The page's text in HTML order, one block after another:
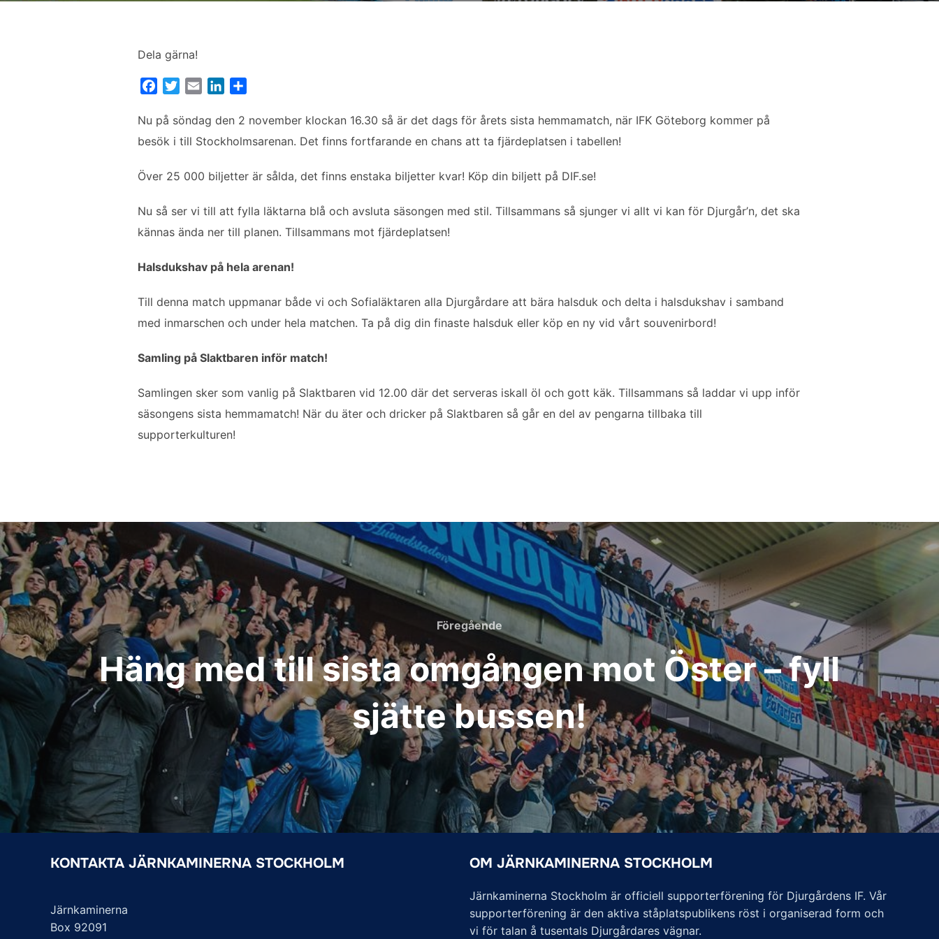
Dela gärna!
c
e
k
i
t
e
a
i
n
k
d
a
Nu på söndag den 2 november klockan 16.30 så är det dags för årets sista hemmamatch, när IFK Göteborg kommer på
besök i till Stockholmsarenan. Det finns fortfarande en chans att ta fjärdeplatsen i tabellen!
Över 25 000 biljetter är sålda, det finns enstaka biljetter kvar! Köp din biljett på DIF.se!
Nu så ser vi till att fylla läktarna blå och avsluta säsongen med stil. Tillsammans så sjunger vi allt vi kan för Djurgår’n, det ska
kännas ända ner till planen. Tillsammans mot fjärdeplatsen!
Halsdukshav på hela arenan!
Till denna match uppmanar både vi och Sofialäktaren alla Djurgårdare att bära halsduk och delta i halsdukshav i samband
med inmarschen och under hela matchen. Ta på dig din finaste halsduk eller köp en ny vid vårt souvenirbord!
Samling på Slaktbaren inför match!
Samlingen sker som vanlig på Slaktbaren vid 12.00 där det serveras iskall öl och gott käk. Tillsammans så laddar vi upp inför
säsongens sista hemmamatch! När du äter och dricker på Slaktbaren så går en del av pengarna tillbaka till
supporterkulturen!
Inläggsnavigering
Föregående
Föregående
Häng med till sista omgången mot Öster – fyll
sjätte bussen!
KONTAKTA JÄRNKAMINERNA STOCKHOLM
Järnkaminerna
Box 92091
OM JÄRNKAMINERNA STOCKHOLM
Järnkaminerna Stockholm är officiell supporterförening för Djurgårdens IF. Vår
supporterförening är den aktiva ståplatspublikens röst i organiserad form och
vi för talan å tusentals Djurgårdares vägnar.